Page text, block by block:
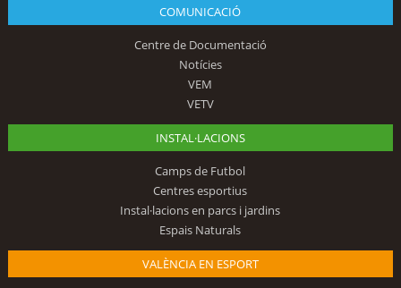
COMUNICACIÓ
Centre de Documentació
Notícies
VEM
VETV
INSTAL·LACIONS
Camps de Futbol
Centres esportius
Instal·lacions en parcs i jardins
Espais Naturals
VALÈNCIA EN ESPORT